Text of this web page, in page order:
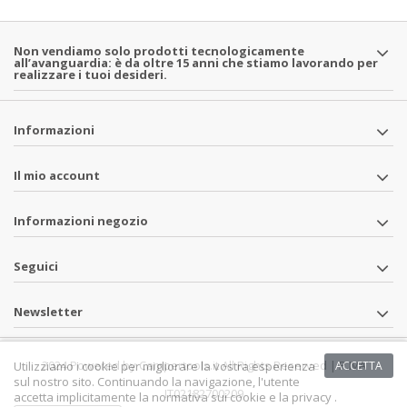
Non vendiamo solo prodotti tecnologicamente
all’avanguardia: è da oltre 15 anni che stiamo lavorando per
realizzare i tuoi desideri.
Informazioni
Il mio account
Informazioni negozio
Seguici
Newsletter
2024 Powered by Campertools.it All Rights Reserved | P.IVA
IT02182700209
ACCETTA
Utilizziamo i cookie per migliorare la vostra esperienza
sul nostro sito. Continuando la navigazione, l'utente
accetta implicitamente la normativa sui cookie e la privacy .